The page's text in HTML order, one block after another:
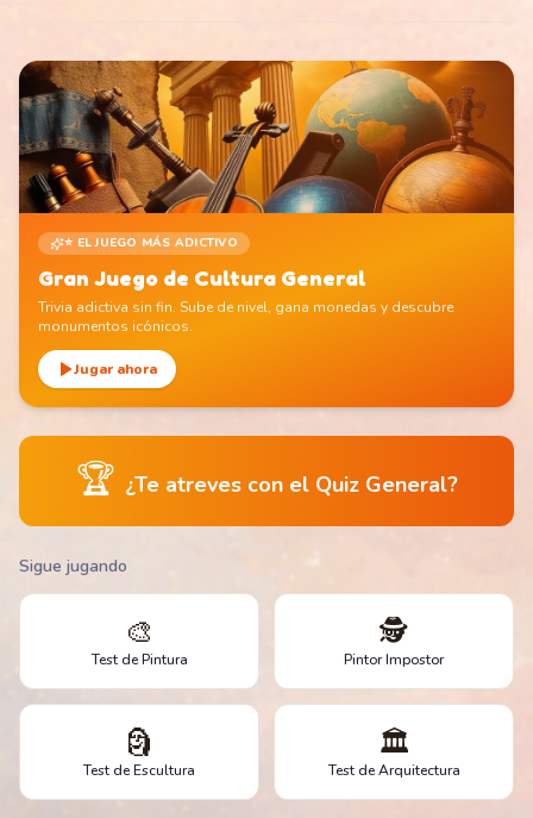
⭐ EL JUEGO MÁS ADICTIVO
Gran Juego de Cultura General
Trivia adictiva sin fin. Sube de nivel, gana monedas y descubre
monumentos icónicos.
Jugar ahora
🏆 ¿Te atreves con el Quiz General?
Sigue jugando
🎨
Test de Pintura
🕵️
Pintor Impostor
🗿
Test de Escultura
🏛️
Test de Arquitectura